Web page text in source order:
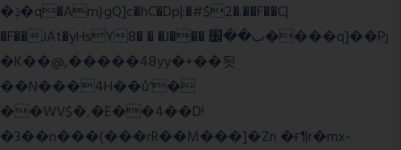
�ݙ�q�Am}gQ]c�hC�Dp|:�#$2�.��F��C|
�F��JAt�yHsY8� � �J��� ب��׼����q]��Pj
�K��@,�����48yy�+��됫
��N���4H��ů'�
��WV$�,�E��4��D!
�3��n���(���rR��M���]�Zn �ғ¶r�mx-